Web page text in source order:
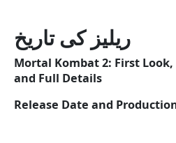
ریلیز کی تاریخ
Mortal Kombat 2: First Look,
and Full Details
Release Date and